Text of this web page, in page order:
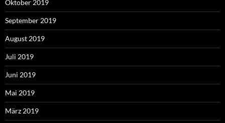
Oktober 2019
September 2019
August 2019
Juli 2019
Juni 2019
Mai 2019
März 2019